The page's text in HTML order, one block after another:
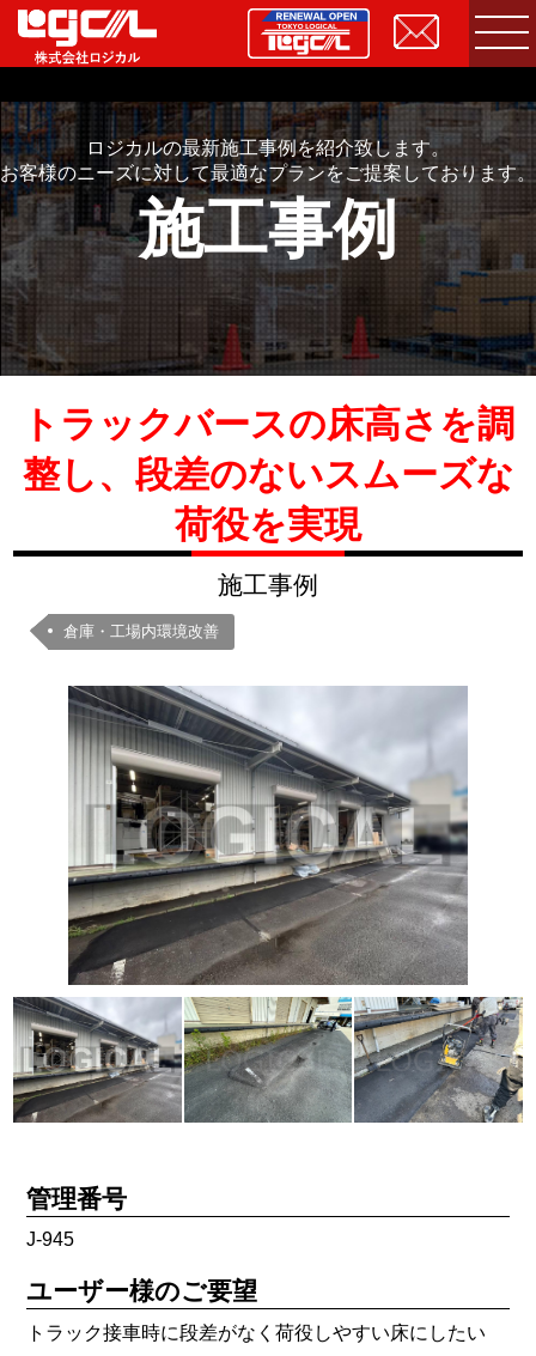
ロジカルの最新施工事例を紹介致します。
お客様のニーズに対して最適なプランをご提案しております。
施工事例
トラックバースの床高さを調
整し、段差のないスムーズな
荷役を実現
施工事例
倉庫・工場内環境改善
管理番号
J-945
ユーザー様のご要望
トラック接車時に段差がなく荷役しやすい床にしたい